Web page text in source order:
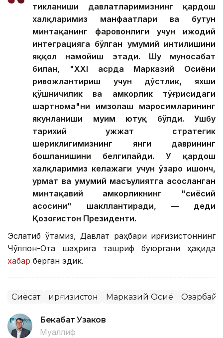
тикланиши давлатларимизнинг қардош
халқларимиз манфаатлари ва бутун
минтақанинг фаровонлиги учун ижодий
интеграцияга бўлган умумий интилишини
яққол намойиш этади. Шу муносабат
билан, "ХХI асрда Марказий Осиёни
ривожлантириш учун дўстлик, яхши
қўшничилик ва ҳамкорлик тўғрисидаги
шартнома"ни имзолаш маросимларининг
якунланиши муҳим ютуқ бўлди. Ушбу
тарихий ҳужжат стратегик
шериклигимизнинг янги даврининг
бошланишини белгилайди. У қардош
халқларимиз келажаги учун ўзаро ишонч,
ҳурмат ва умумий масъулиятга асосланган
минтақавий ҳамкорликнинг "сиёсий
асосини" шакллантиради, — деди
Қозоғистон Президенти.
Эслатиб ўтамиз, Давлат раҳбари Қирғизистоннинг
Чўлпон-Ота шаҳрига ташриф буюргани ҳақида
хабар берган эдик.
Сиёсат Қирғизистон Марказий Осиё
Бекабат Узаков
Муаллиф